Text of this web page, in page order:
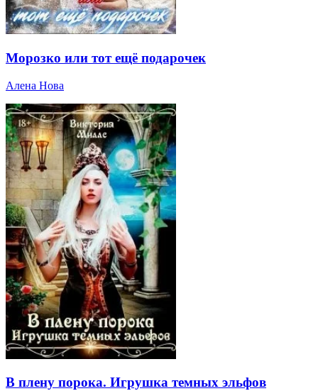
Морозко или тот ещё подарочек
Алена Нова
В плену порока. Игрушка темных эльфов